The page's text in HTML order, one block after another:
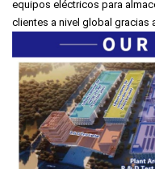
equipos eléctricos para
clientes a nivel global gracias